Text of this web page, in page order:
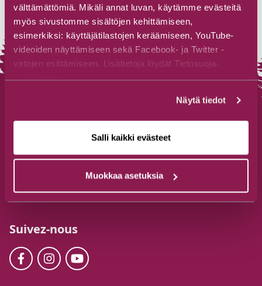
välttämättömiä. Mikäli annat luvan, käytämme evästeitä
myös sivustomme sisältöjen kehittämiseen,
esimerkiksi: käyttäjätilastojen keräämiseen, YouTube-
videoiden näyttämiseen sekä Facebook- ja Twitter -
virtojen esittämiseen. Lisätietoja löydät Tietosuoja-
sivuiltamme.
Näytä tiedot
Salli kaikki evästeet
Muokkaa asetuksia
Office du tourisme de Suomussalmi
visit@suomussalmi.fi
Jalonkaarre 5, 89600 Suomussalmi
Suivez-nous